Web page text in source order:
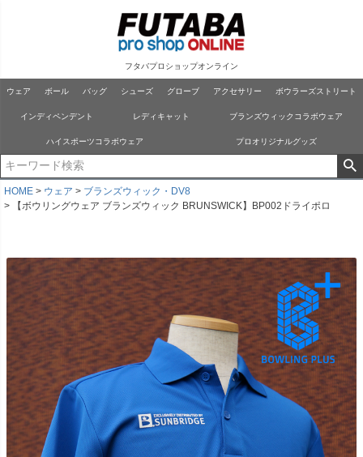
フタバプロショップオンライン
ウェア ボール バッグ シューズ グローブ アクセサリー ボウラーズストリート
インディペンデント レディキャット ブランズウィックコラボウェア
ハイスポーツコラボウェア プロオリジナルグッズ
HOME ウェア
ブランズウィック・DV8
【ボウリングウェア ブランズウィック BRUNSWICK】BP002ドライポロ